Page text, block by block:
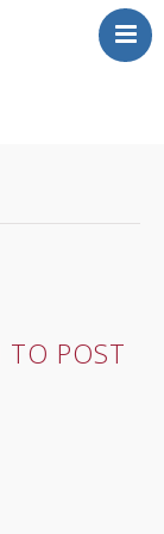
TO POST